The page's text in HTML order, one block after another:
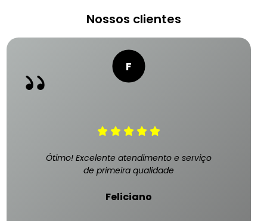
Nossos clientes
Ótimo! Excelente atendimento e serviço
de primeira qualidade
Feliciano